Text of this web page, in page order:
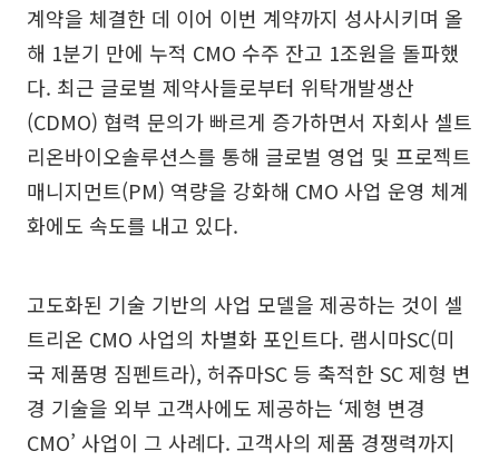
계약을 체결한 데 이어 이번 계약까지 성사시키며 올
해 1분기 만에 누적 CMO 수주 잔고 1조원을 돌파했
다. 최근 글로벌 제약사들로부터 위탁개발생산
(CDMO) 협력 문의가 빠르게 증가하면서 자회사 셀트
리온바이오솔루션스를 통해 글로벌 영업 및 프로젝트
매니지먼트(PM) 역량을 강화해 CMO 사업 운영 체계
화에도 속도를 내고 있다.
고도화된 기술 기반의 사업 모델을 제공하는 것이 셀
트리온 CMO 사업의 차별화 포인트다. 램시마SC(미
국 제품명 짐펜트라), 허쥬마SC 등 축적한 SC 제형 변
경 기술을 외부 고객사에도 제공하는 ‘제형 변경
CMO’ 사업이 그 사례다. 고객사의 제품 경쟁력까지